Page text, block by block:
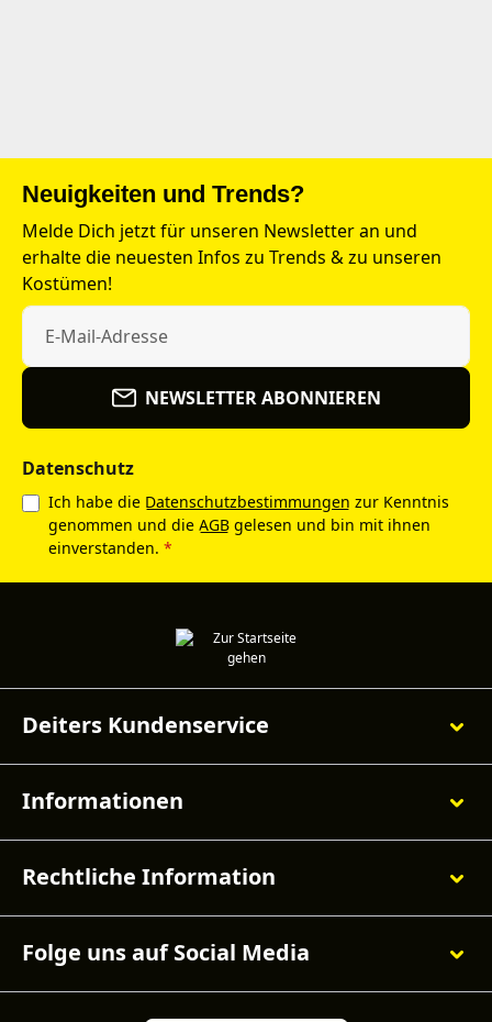
Neuigkeiten und Trends?
Melde Dich jetzt für unseren Newsletter an und
erhalte die neuesten Infos zu Trends & zu unseren
Kostümen!
NEWSLETTER ABONNIEREN
Datenschutz
Ich habe die Datenschutzbestimmungen zur Kenntnis
genommen und die AGB gelesen und bin mit ihnen
einverstanden. *
Deiters Kundenservice
Informationen
Rechtliche Information
Folge uns auf Social Media